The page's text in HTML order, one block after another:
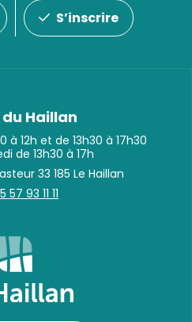
S’inscrire
Haillan
à 12h et de 13h30 à 17h30
de 13h30 à 17h
33 185 Le Haillan
57 93 11 11